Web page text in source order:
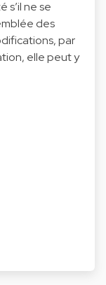
s’il ne se
des
par
elle peut y